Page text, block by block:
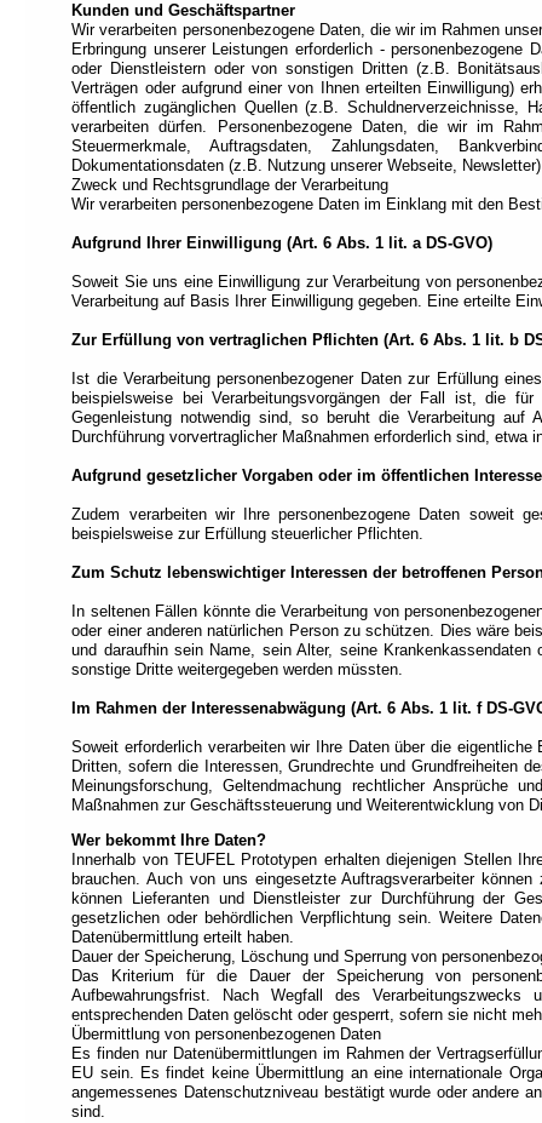
Kunden und Geschäftspartner
Wir verarbeiten personenbezogene Daten, die wir im Rahmen
Erbringung unserer Leistungen erforderlich -
oder Dienstleistern oder von sonstigen Dritten (z.B.
Verträgen oder aufgrund einer von Ihnen erteilten Einwilligung)
öffentlich zugänglichen Quellen (z.B. Schuldnerverzeichnisse,
verarbeiten dürfen. Personenbezogene Daten, die wir im
Steuermerkmale, Auftragsdaten, Zahlungsdaten,
Dokumentationsdaten (z.B. Nutzung unserer Webseite,
Zweck und Rechtsgrundlage der Verarbeitung
Wir verarbeiten personenbezogene Daten im Einklang mit den
Aufgrund Ihrer Einwilligung (Art. 6 Abs. 1 lit. a DS-GVO)
Soweit Sie uns eine Einwilligung zur Verarbeitung von
Verarbeitung auf Basis Ihrer Einwilligung gegeben. Eine erteilte
Zur Erfüllung von vertraglichen Pflichten (Art. 6 Abs. 1 lit. b
Ist die Verarbeitung personenbezogener Daten zur Erfüllung
beispielsweise bei Verarbeitungsvorgängen der Fall ist, die
Gegenleistung notwendig sind, so beruht die Verarbeitung
Durchführung vorvertraglicher Maßnahmen erforderlich sind,
Aufgrund gesetzlicher Vorgaben oder im öffentlichen
Zudem verarbeiten wir Ihre personenbezogene Daten soweit
beispielsweise zur Erfüllung steuerlicher Pflichten.
Zum Schutz lebenswichtiger Interessen der betroffenen
In seltenen Fällen könnte die Verarbeitung von
oder einer anderen natürlichen Person zu schützen. Dies wäre
und daraufhin sein Name, sein Alter, seine
sonstige Dritte weitergegeben werden müssten.
Im Rahmen der Interessenabwägung (Art. 6 Abs. 1 lit. f DS-
Soweit erforderlich verarbeiten wir Ihre Daten über die
Dritten, sofern die Interessen, Grundrechte und Grundfreiheiten
Meinungsforschung, Geltendmachung rechtlicher Ansprüche
Maßnahmen zur Geschäftssteuerung und Weiterentwicklung von
Wer bekommt Ihre Daten?
Innerhalb von TEUFEL Prototypen erhalten diejenigen Stellen
brauchen. Auch von uns eingesetzte Auftragsverarbeiter
können Lieferanten und Dienstleister zur Durchführung der
gesetzlichen oder behördlichen Verpflichtung sein. Weitere
Datenübermittlung erteilt haben.
Dauer der Speicherung, Löschung und Sperrung von
Das Kriterium für die Dauer der Speicherung von
Aufbewahrungsfrist. Nach Wegfall des
entsprechenden Daten gelöscht oder gesperrt, sofern sie nicht
Übermittlung von personenbezogenen Daten
Es finden nur Datenübermittlungen im Rahmen der
EU sein. Es findet keine Übermittlung an eine internationale
angemessenes Datenschutzniveau bestätigt wurde oder andere
sind.